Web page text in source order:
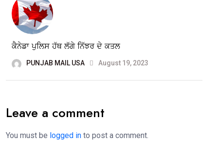
ਕੈਨੇਡਾ ਪੁਲਿਸ ਹੱਥ ਲੱਗੇ ਨਿੱਝਰ ਦੇ ਕਤਲ
PUNJAB MAIL USA August 19, 2023
Leave a comment
You must be logged in to post a comment.